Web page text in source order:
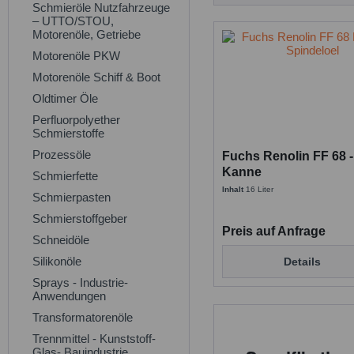
Schmieröle Nutzfahrzeuge
– UTTO/STOU,
Motorenöle, Getriebe
Motorenöle PKW
Motorenöle Schiff & Boot
Oldtimer Öle
Perfluorpolyether
Schmierstoffe
Prozessöle
Schmierfette
Schmierpasten
Schmierstoffgeber
Schneidöle
Silikonöle
Sprays - Industrie-
Anwendungen
Transformatorenöle
Trennmittel - Kunststoff-
Fuchs Renolin FF 68
Kanne
Inhalt 16 Liter
Preis auf Anfrage
Details